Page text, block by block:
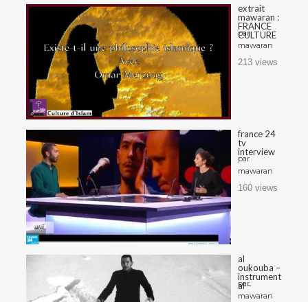
extrait
mawaran :
FRANCE
CULTURE
par
mawaran
213 views
france 24
tv
interview
par
mawaran
160 views
al
oukouba –
instrument
al –
par
mawaran